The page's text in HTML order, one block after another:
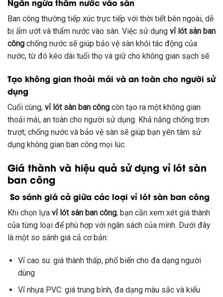
Ban công thường tiếp xúc trực tiếp với thời tiết bên ngoài, dễ
bị ẩm ướt và thấm nước vào sàn. Việc sử dụng vỉ lót sàn ban
công chống nước sẽ giúp bảo vệ sàn khỏi tác động của
nước, từ đó kéo dài tuổi thọ và giữ cho không gian sạch sẽ.
Tạo không gian thoải mái và an toàn cho người sử
dụng
Cuối cùng, vỉ lót sàn ban công còn tạo ra một không gian
thoải mái, an toàn cho người sử dụng. Khả năng chống trơn
trượt, chống nước và bảo vệ sàn sẽ giúp bạn yên tâm sử
dụng không gian ban công mọi lúc.
Giá thành và hiệu quả sử dụng vỉ lót sàn
ban công
So sánh giá cả giữa các loại vỉ lót sàn ban công
Khi chọn lựa vỉ lót sàn ban công, bạn cần xem xét giá thành
của từng loại để phù hợp với ngân sách của mình. Dưới đây
là một so sánh giá cả cơ bản:
Vỉ cao su: giá thành thấp, phổ biến cho đa dạng người
dùng
Vỉ nhựa PVC: giá trung bình, đa dạng màu sắc và kiểu